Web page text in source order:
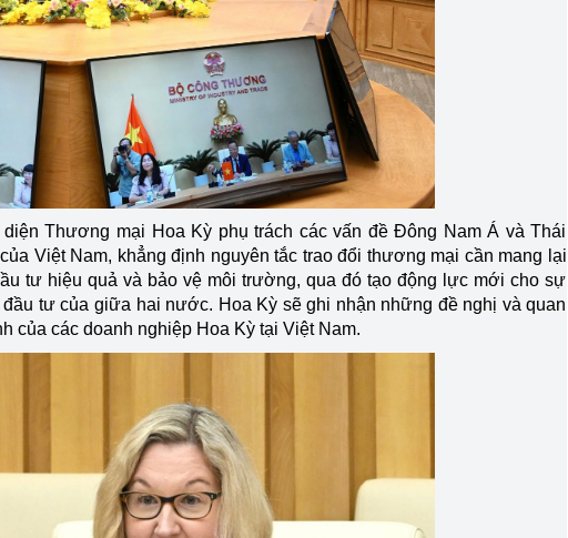
Thương mại Hoa Kỳ phụ trách các vấn đề Đông Nam Á và Thái
Việt Nam, khẳng định nguyên tắc trao đổi thương mại cần mang lại
tư hiệu quả và bảo vệ môi trường, qua đó tạo động lực mới cho sự
tư của giữa hai nước. Hoa Kỳ sẽ ghi nhận những đề nghị và quan
của các doanh nghiệp Hoa Kỳ tại Việt Nam.